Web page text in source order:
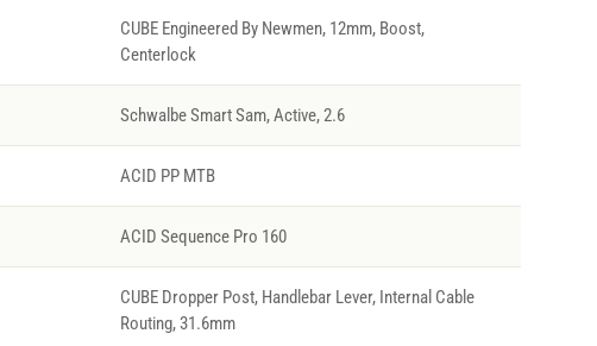
CUBE Engineered By Newmen, 12mm, Boost,
Centerlock
Schwalbe Smart Sam, Active, 2.6
ACID PP MTB
ACID Sequence Pro 160
CUBE Dropper Post, Handlebar Lever, Internal Cable
Routing, 31.6mm